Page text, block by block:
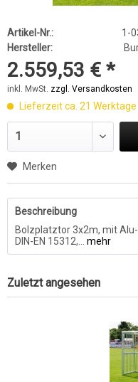
Artikel-Nr.:
1-
Hersteller:
2.559,53 € *
inkl. MwSt. zzgl. Versandkosten
Lieferzeit ca. 21 Werktage
Merken
Beschreibung
Bolzplatztor 3x2m, mit
DIN-EN 15312,...
mehr
Zuletzt angesehen